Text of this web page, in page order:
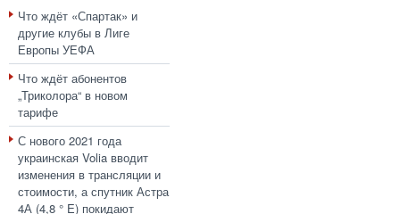
Что ждёт «Спартак» и
другие клубы в Лиге
Европы УЕФА
Что ждёт абонентов
„Триколора“ в новом
тарифе
С нового 2021 года
украинская Volia вводит
изменения в трансляции и
стоимости, а спутник Астра
4А (4,8 ° E) покидают